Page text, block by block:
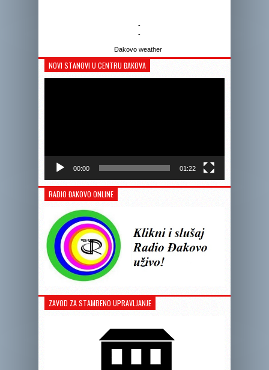
-
-
Đakovo weather
NOVI STANOVI U CENTRU ĐAKOVA
00:00 01:22
RADIO ĐAKOVO ONLINE
ZAVOD ZA STAMBENO UPRAVLJANJE